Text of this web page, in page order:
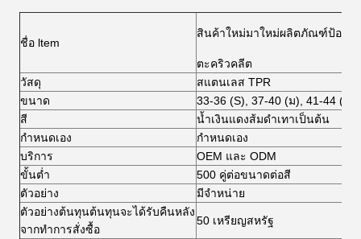
ชื่อ ltem
สินค้าใหม่มาใหม่ผลิตภัณฑ์ป้องกั
ตะคริวคลีต
วัสดุ
สแตนเลส TPR
ขนาด
33-36 (S), 37-40 (ม), 41-44 (L)
สี
น้ำเงินแดงส้มดำเทาเป็นต้น
กำหนดเอง
กำหนดเอง
บริการ
OEM และ ODM
ขั้นต่ำ
500 คู่ต่อขนาดต่อสี
ตัวอย่าง
มีจำหน่าย
ตัวอย่างต้นทุนต้นทุนจะได้รับคืนหลัง
จากทำการสั่งซื้อ
50 เหรียญสหรัฐ